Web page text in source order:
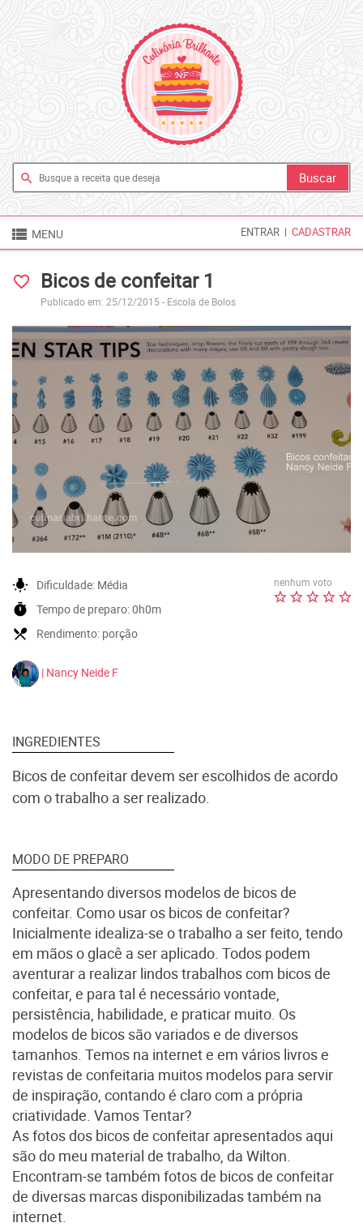
search
 MENU ENTRAR | CADASTRAR
favorite_border Bicos de confeitar 1
Publicado em: 25/12/2015 - Escola de Bolos
nenhum voto
wb_incandescent Dificuldade: Média
timer Tempo de preparo:0h0m
local_dining Rendimento: porção
| Nancy Neide F
INGREDIENTES
Bicos de confeitar devem ser escolhidos de acordo
com o trabalho a ser realizado.
MODO DE PREPARO
Apresentando diversos modelos de bicos de
confeitar. Como usar os bicos de confeitar?
Inicialmente idealiza-se o trabalho a ser feito, tendo
em mãos o glacê a ser aplicado. Todos podem
aventurar a realizar lindos trabalhos com bicos de
confeitar, e para tal é necessário vontade,
persistência, habilidade, e praticar muito. Os
modelos de bicos são variados e de diversos
tamanhos. Temos na internet e em vários livros e
revistas de confeitaria muitos modelos para servir
de inspiração, contando é claro com a própria
criatividade. Vamos Tentar?
As fotos dos bicos de confeitar apresentados aqui
são do meu material de trabalho, da Wilton.
Encontram-se também fotos de bicos de confeitar
de diversas marcas disponibilizadas também na
internet.